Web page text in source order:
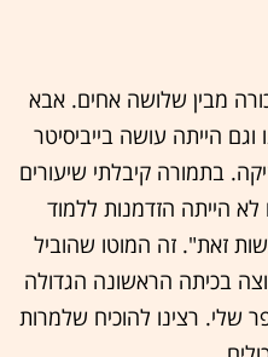
מבין שלושה אחים. אבא
הייתה עושה בייביסיטר
בתמורה קיבלתי שיעורים
הייתה הזדמנות ללמוד
זאת". זה המוטו שהוביל
בכיתה הראשונה הגדולה
שלי. רצינו להוכיח שלמרות